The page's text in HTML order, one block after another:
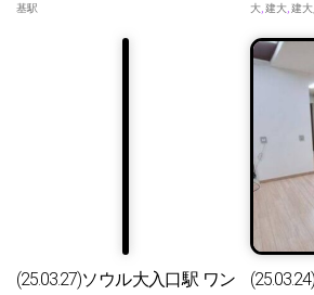
基駅
大,建大,建
(25.03.27)ソウル大入口駅 ワン